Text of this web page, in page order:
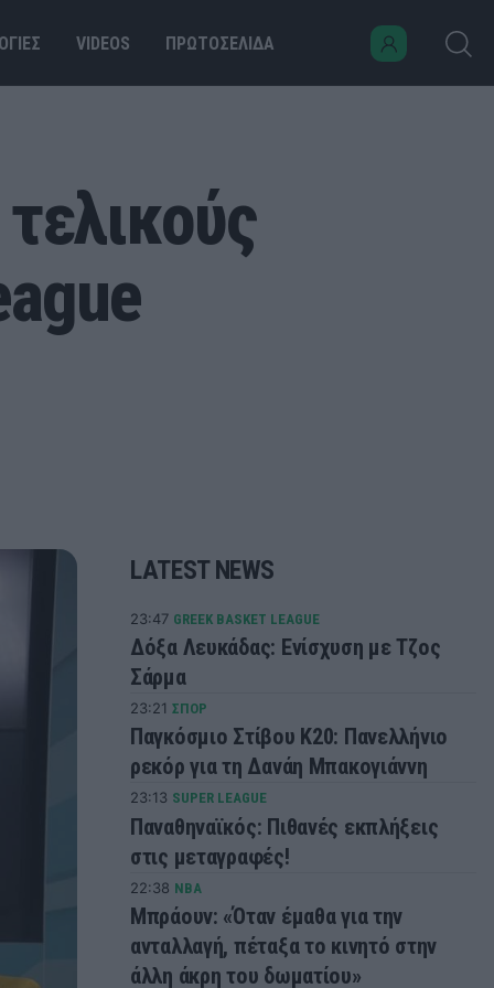
VIDEOS ΠΡΩΤΟΣΕΛΙΔΑ
LATEST NEWS
23:47 GREEK BASKET LEAGUE
Δόξα Λευκάδας: Ενίσχυση με Τζος
Σάρμα
23:21 ΣΠΟΡ
Παγκόσμιο Στίβου Κ20: Πανελλήνιο
ρεκόρ για τη Δανάη Μπακογιάννη
23:13 SUPER LEAGUE
Παναθηναϊκός: Πιθανές εκπλήξεις
στις μεταγραφές!
22:38 NBA
Μπράουν: «Όταν έμαθα για την
ανταλλαγή, πέταξα το κινητό στην
άλλη άκρη του δωματίου»